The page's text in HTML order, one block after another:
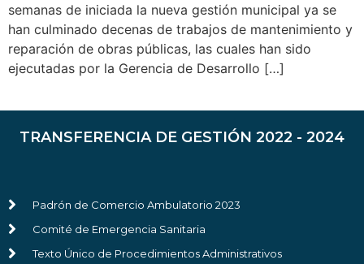
semanas de iniciada la nueva gestión municipal ya se
han culminado decenas de trabajos de mantenimiento y
reparación de obras públicas, las cuales han sido
ejecutadas por la Gerencia de Desarrollo […]
TRANSFERENCIA DE GESTIÓN 2022 - 2024
Padrón de Comercio Ambulatorio 2023
Comité de Emergencia Sanitaria
Texto Único de Procedimientos Administrativos